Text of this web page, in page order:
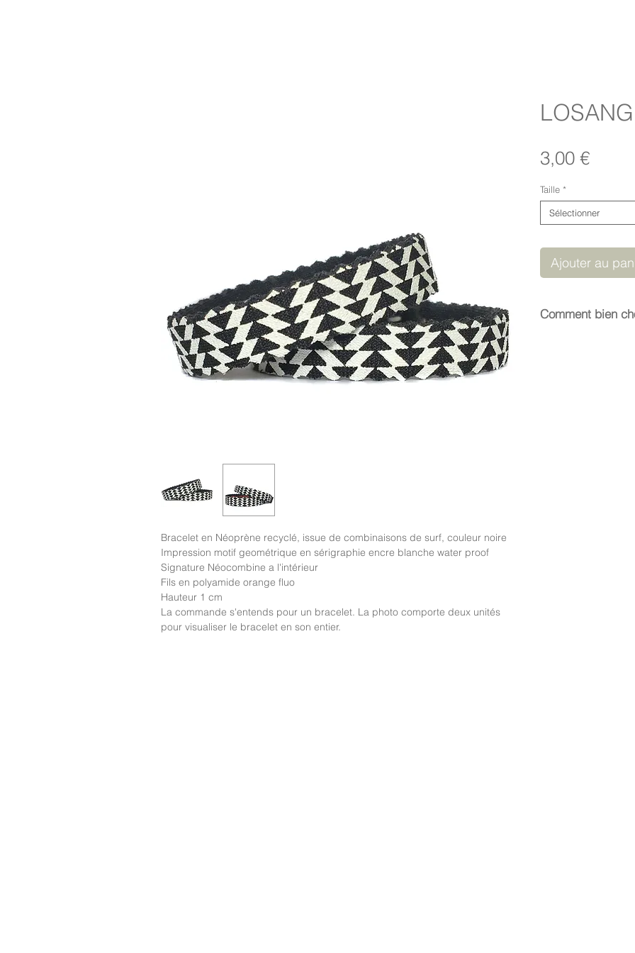
Bracelet en Néoprène recyclé, issue de combinaisons de surf, couleur noire
Impression motif geométrique en sérigraphie encre blanche water proof
Signature Néocombine a l'intérieur
Fils en polyamide orange fluo
Hauteur 1 cm
La commande s'entends pour un bracelet. La photo comporte deux unités
pour visualiser le bracelet en son entier.
3,00 €Prix
Taille *
Sélectionner
Ajouter au
Comment bien